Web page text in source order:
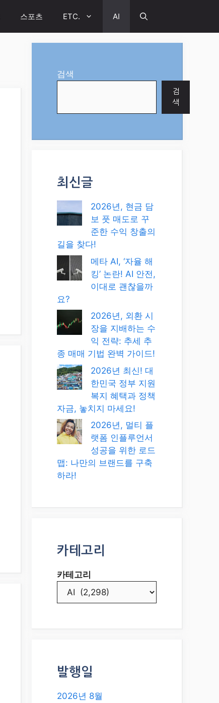
스포츠 ETC. AI
검색
검
색
최신글
2026년, 현금 담
보 풋 매도로 꾸
준한 수익 창출의
길을 찾다!
메타 AI, ‘자율 해
킹’ 논란! AI 안전,
이대로 괜찮을까
요?
2026년, 외환 시
장을 지배하는 수
익 전략: 추세 추
종 매매 기법 완벽 가이드!
2026년 최신! 대
한민국 정부 지원
복지 혜택과 정책
자금, 놓치지 마세요!
2026년, 멀티 플
랫폼 인플루언서
성공을 위한 로드
맵: 나만의 브랜드를 구축
하라!
카테고리
카테고리
발행일
2026년 8월